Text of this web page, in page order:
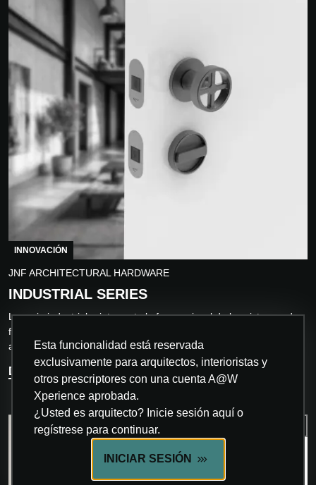
Esta funcionalidad está reservada
exclusivamente para arquitectos, interioristas y
otros prescriptores con una cuenta A@W
Xperience aprobada.
¿Usted es arquitecto? Inicie sesión aquí o
regístrese para continuar.
INICIAR SESIÓN
INNOVACIÓN
JNF ARCHITECTURAL HARDWARE
INDUSTRIAL SERIES
La serie industrial reinterpreta la fuerza visual de los sistemas de
fontanería industriales vintage a través de un lenguaje
arquitectónico contemporáneo....
DESCUBRA MÁS